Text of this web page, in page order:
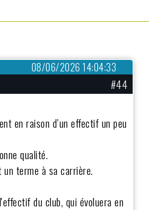
08/06/2026 14:04:33
#44
en raison d’un effectif un peu
qualité.
terme à sa carrière.
du club, qui évoluera en